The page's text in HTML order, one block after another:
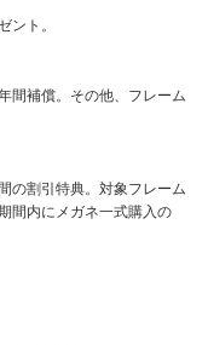
ント。
間補償。その他、フレーム
の割引特典。対象フレーム
間内にメガネ一式購入の